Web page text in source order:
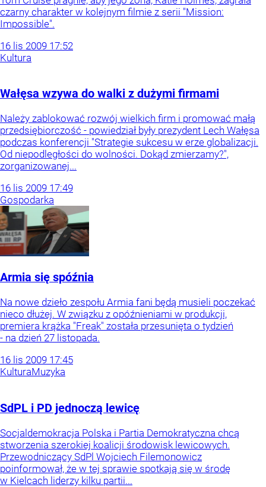
czarny charakter w kolejnym filmie z serii "Mission:
Impossible".
16 lis 2009 17:52
Kultura
Wałęsa wzywa do walki z dużymi firmami
Należy zablokować rozwój wielkich firm i promować małą
przedsiębiorczość - powiedział były prezydent Lech Wałęsa
podczas konferencji "Strategie sukcesu w erze globalizacji.
Od niepodległości do wolności. Dokąd zmierzamy?",
zorganizowanej...
16 lis 2009 17:49
Gospodarka
Armia się spóźnia
Na nowe dzieło zespołu Armia fani będą musieli poczekać
nieco dłużej. W związku z opóźnieniami w produkcji,
premiera krążka "Freak" została przesunięta o tydzień
- na dzień 27 listopada.
16 lis 2009 17:45
KulturaMuzyka
SdPL i PD jednoczą lewicę
Socjaldemokracja Polska i Partia Demokratyczna chcą
stworzenia szerokiej koalicji środowisk lewicowych.
Przewodniczący SdPl Wojciech Filemonowicz
poinformował, że w tej sprawie spotkają się w środę
w Kielcach liderzy kilku partii...